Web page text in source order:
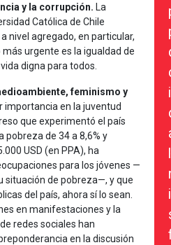
y la corrupción. La
Católica de Chile
nivel agregado, en particular,
urgente es la igualdad de
digna para todos.
feminismo y
en la juventud
que experimentó el país
pobreza de 34 a 8,6% y
USD (en PPA), ha
para los jóvenes —
situación de pobreza—, y que
del país, ahora sí lo sean.
en manifestaciones y la
redes sociales han
en la discusión